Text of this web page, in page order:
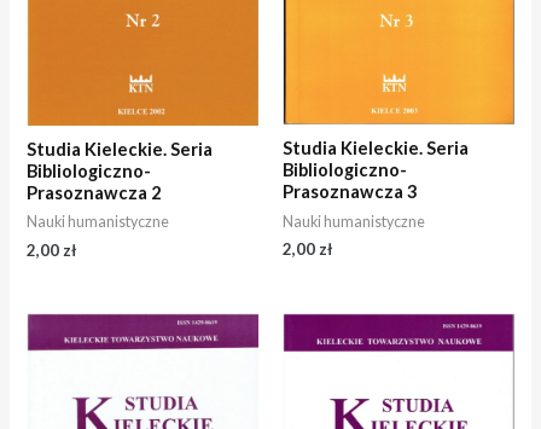
Studia Kieleckie. Seria
Bibliologiczno-
Prasoznawcza 2
Nauki humanistyczne
2,00 zł
Studia Kieleckie. Seria
Bibliologiczno-
Prasoznawcza 3
Nauki humanistyczne
2,00 zł